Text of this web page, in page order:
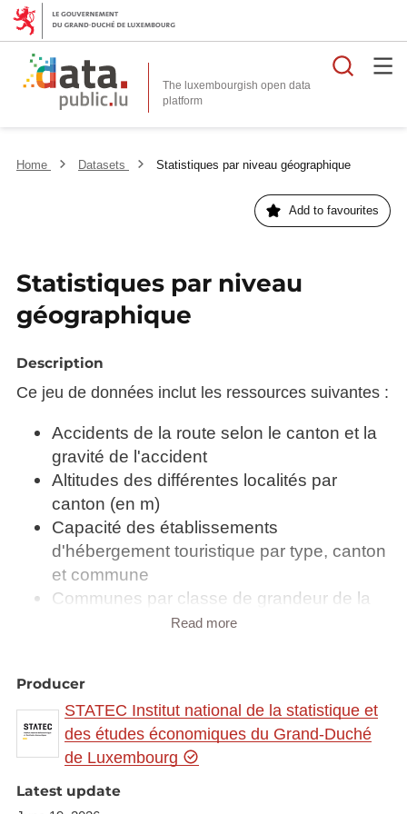
The luxembourgish open data
platform
Home Datasets Statistiques par niveau géographique
Add to favourites
Statistiques par niveau
géographique
Description
Ce jeu de données inclut les ressources suivantes :
Accidents de la route selon le canton et la
gravité de l'accident
Altitudes des différentes localités par
canton (en m)
Capacité des établissements
d'hébergement touristique par type, canton
et commune
Communes par classe de grandeur de la
superficie (Situation au 1er janvier 2018)
km²)
Effectif du cheptel par canton et commune
1901 - 2006
Emploi et chômage par canton et
commune
Read more
Producer
STATEC Institut national de la statistique et
des études économiques du Grand-Duché
de Luxembourg
Latest update